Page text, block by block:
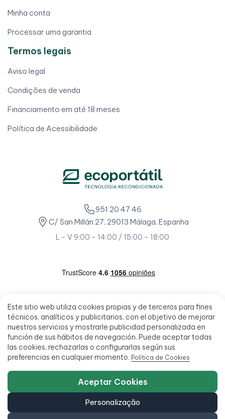
Este sitio web utiliza cookies propias y de terceros para fines
técnicos, analíticos y publicitarios, con el objetivo de mejorar
nuestros servicios y mostrarle publicidad personalizada en
función de sus hábitos de navegación. Puede aceptar todas
las cookies, rechazarlas o configurarlas según sus
preferencias en cualquier momento. Política de Cookies
Personalização
Aceptar Cookies
Minha conta
Processar uma garantia
Termos legais
Aviso legal
Condições de venda
Financiamento em até 18 meses
Política de Acessibilidade
951 20 47 46
C/ San Millán 27, 29013 Málaga, Espanha
L - V 9:00 - 14:00 / 15:00 - 18:00